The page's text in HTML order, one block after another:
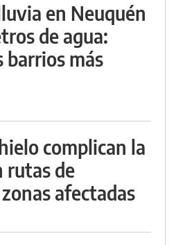
en Neuquén
de agua:
barrios más
complican la
rutas de
afectadas